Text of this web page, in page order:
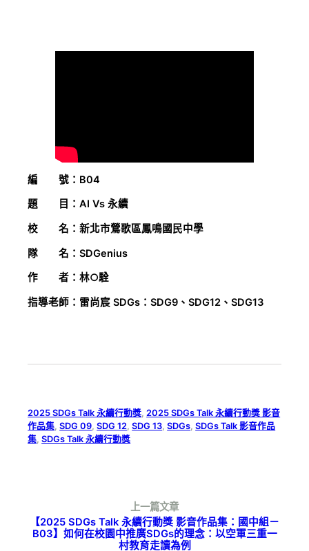
編 號：B04
題 目：AI Vs 永續
校 名：新北市鶯歌區鳳鳴國民中學
隊 名：SDGenius
作 者：林○駩
指導老師：雷尚宸 SDGs：SDG9、SDG12、SDG13
2025 SDGs Talk 永續行動獎, 2025 SDGs Talk 永續行動獎 影音
作品集, SDG 09, SDG 12, SDG 13, SDGs, SDGs Talk 影音作品
集, SDGs Talk 永續行動獎
上一篇文章
【2025 SDGs Talk 永續行動獎 影音作品集：國中組－
B03】如何在校園中推廣SDGs的理念：以空軍三重一
村教育走讀為例